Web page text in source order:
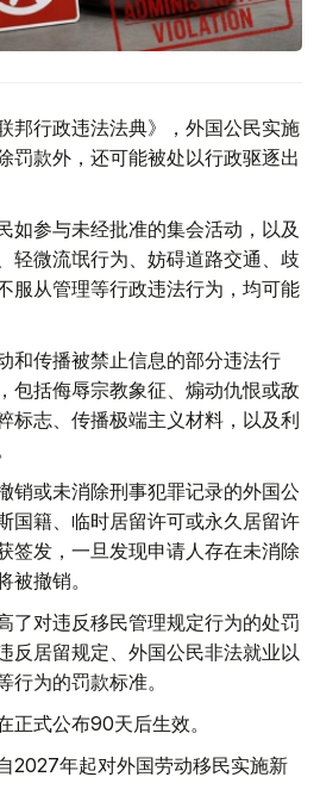
邦行政违法法典》，外国公民实施
罚款外，还可能被处以行政驱逐出
如参与未经批准的集会活动，以及
轻微流氓行为、妨碍道路交通、歧
服从管理等行政违法行为，均可能
和传播被禁止信息的部分违法行
包括侮辱宗教象征、煽动仇恨或敌
标志、传播极端主义材料，以及利
销或未消除刑事犯罪记录的外国公
国籍、临时居留许可或永久居留许
签发，一旦发现申请人存在未消除
被撤销。
了对违反移民管理规定行为的处罚
反居留规定、外国公民非法就业以
行为的罚款标准。
正式公布90天后生效。
2027年起对外国劳动移民实施新